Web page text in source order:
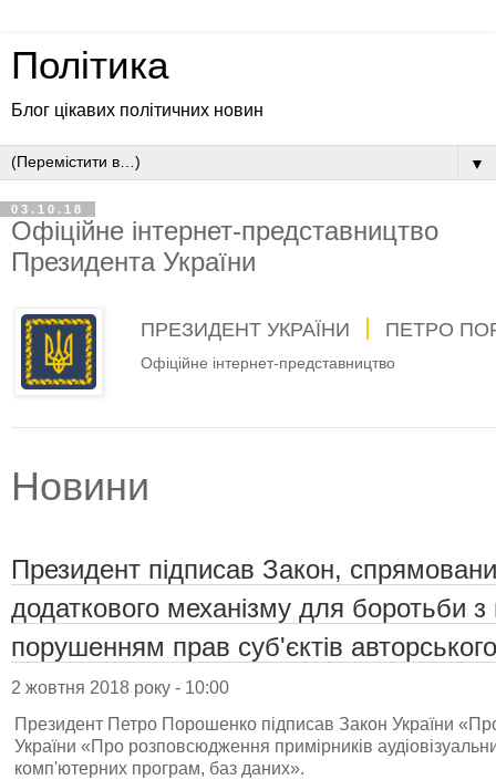
Політика
Блог цікавих політичних новин
▼
03.10.18
Офіційне інтернет-представництво
Президента України
ПРЕЗИДЕНТ УКРАЇНИ ПЕТРО
Офіційне інтернет-представництво
Новини
Президент підписав Закон,
додаткового механізму для боротьби з
порушенням прав суб'єктів
2 жовтня 2018 року - 10:00
Президент Петро Порошенко підписав Закон України
України «Про розповсюдження примірників
комп'ютерних програм, баз даних».